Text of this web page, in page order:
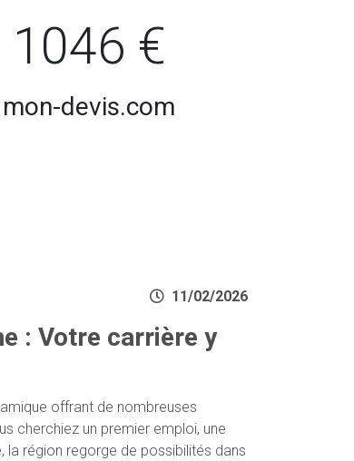
1046 €
mon-devis.com
11/02/2026
: Votre carrière y
offrant de nombreuses
cherchiez un premier emploi, une
la région regorge de possibilités dans